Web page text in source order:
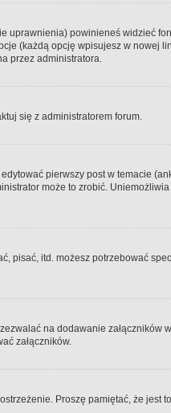
uprawnienia) powinieneś widzieć
(każdą opcję wpisujesz w nowej
przez administratora.
się z administratorem forum.
pierwszy post w temacie
może to zrobić.
itd. możesz potrzebować
na dodawanie
załączników.
Proszę pamiętać, że